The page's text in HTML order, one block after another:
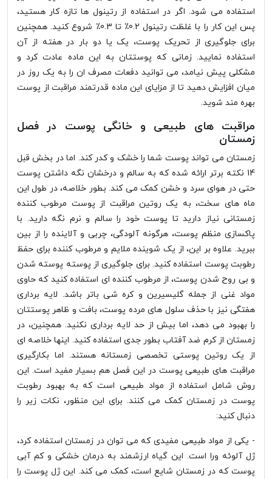
استفاده می شود. اگر در استفاده از رتینول ها تازه کار هستید،
پس این کار را با غلظت رتینول 0.2٪ تا 0.3٪ شروع کنید. همچنین
برای جلوگیری از تحریک پوست، یک یا دو بار در هفته از آن
استفاده نمایید. زمانی که پوستتان به این ماده عادت کرد و
مشکلی پیش نیامد، می توانید دفعات مصرف ان را به یک روز در
میان افزایش دهید تا از مزایای این ماده قدرتمند مراقبت از پوست
بهره مند شوید.
مراقبت های طبیعی و خانگی پوست در فصل
زمستان
زمستان می تواند پوست شما را خشک و کدر کند. اما در بخش قبل
14 نکته برتر ارائه شده که به سالم و درخشان نگه داشتن پوست
حتی در هوای سرد و خشن کمک می کند. بطور خلاصه، در طول این
ماه های سخت، به یک روتین مراقبت از پوست مرطوب کننده
زمستانی نیاز دارید تا پوست خود را سالم و نرم نگه دارید. با
پاکسازی منظم پوست، هرگونه آلودگی، چربی و آلاینده را از بین
ببرید. علاوه بر این، از یک شوینده ملایم و مرطوب کننده برای حفظ
رطوبت پوست استفاده کنید. برای جلوگیری از پوسته پوسته شدن
و بی روح شدن پوست، از مرطوب کننده ای استفاده کنید که حاوی
مواد غنی از جمله گلیسیرین و کره شی باتر باشد. لایه برداری
هفتگی نیز با حذف سلول های مرده پوست، بافت و ظاهر پوستتان
را بهبود می دهد، اما بیش از حد لایه برداری نکنید. همچنین، در
زمستان از کرم ضد آفتاب بطور جدی استفاده کنید. اینها خلاصه ای
از یک روتین پوستی تخصصی زمستانه هستند. اما بکارگیری
مراقبت های طبیعی پوست در این فصل هم بسیار مفید است. این
روش شامل استفاده از مواد طبیعی است که به بهبود رطوبت
پوست در زمستان کمک می کنند. برای این منظور، نکات زیر را
دنبال کنید:
- یکی از مواد طبیعی مفیدی که می توان در زمستان استفاده کرد،
ژل آلوئه ورا است. این گیاه ارزشمند به درمان خشکی و کم آبی
پوست که در زمستان شایع است، کمک می کند. این ژل پوست را